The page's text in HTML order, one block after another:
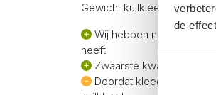
de
Gewicht kuilkleed ca. 55 kg.
Wij hebben nog nooit
heeft
Zwaarste kwaliteit
Doordat kleed zo dicht